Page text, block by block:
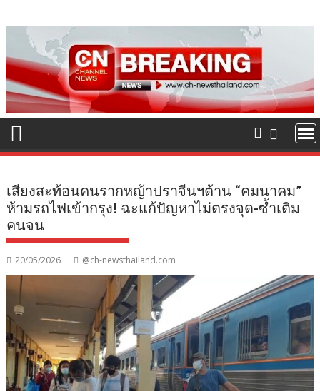
to
content
เสียงสะท้อนคนรากหญ้าปราจีนฯต้าน “คมนาคม”
ห้ามรถไฟเข้ากรุง! ฉะแก้ปัญหาไม่ตรงจุด-ซ้ำเติม
คนจน
20/05/2026 @ch-newsthailand.com